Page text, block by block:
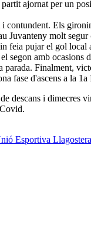
ajornat per un
contundent. Els
Juvanteny molt
feia pujar el gol local
segon amb ocasions
parada. Finalment,
fase d'ascens a la 1a
descans i dimecres
Esportiva